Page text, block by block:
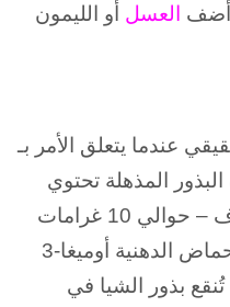
أضف العسل أو الليمون
عندما يتعلق الأمر بـ
المذهلة تحتوي
على كمية عالية جداً من الألياف – حوالي 10 غرامات
لكل أونصة – بالإضافة إلى الأحماض الدهنية أوميغا-3
بذور الشيا في